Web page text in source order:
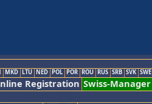
MKD LTU NED POL POR ROU RUS SRB SVK SWE
Registration Swiss-Manager